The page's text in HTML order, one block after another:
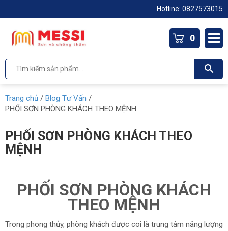
Hotline: 0827573015
0
Trang chủ / Blog Tư Vấn /
PHỐI SƠN PHÒNG KHÁCH THEO MỆNH
PHỐI SƠN PHÒNG KHÁCH THEO
MỆNH
PHỐI SƠN PHÒNG KHÁCH
THEO MỆNH
Trong phong thủy, phòng khách được coi là trung tâm năng lượng